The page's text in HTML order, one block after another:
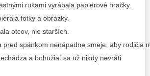
rukami vyrábala papierové hračky.
fotky a obrázky.
otcov, nie starších.
pred spánkom nenápadne smeje, aby rodičia
a bohužiaľ sa už nikdy nevráti.